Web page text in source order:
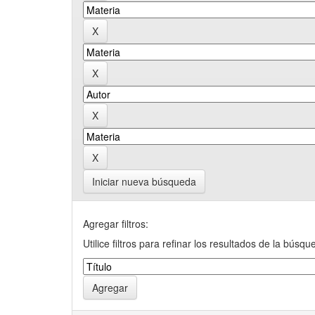
Iniciar nueva búsqueda
Agregar filtros:
Utilice filtros para refinar los resultados de la